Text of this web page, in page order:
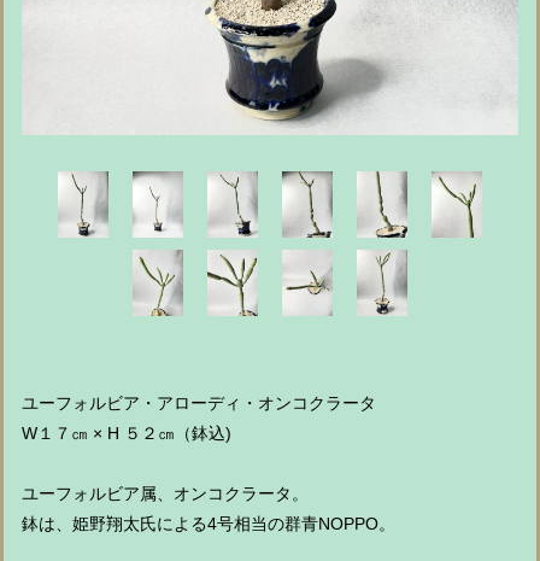
ユーフォルビア・アローディ・オンコクラータ
W１７㎝ × H ５２㎝（鉢込)
ユーフォルビア属、オンコクラータ。
鉢は、姫野翔太氏による4号相当の群青NOPPO。